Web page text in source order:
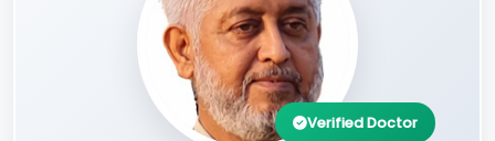
Verified Doctor